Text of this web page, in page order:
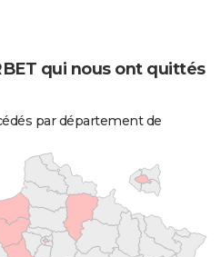
qui nous ont quittés
par département de